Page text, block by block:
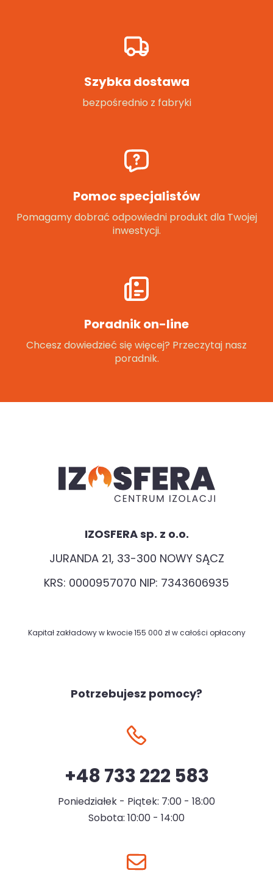
Szybka dostawa
bezpośrednio z fabryki
Pomoc specjalistów
Pomagamy dobrać odpowiedni produkt dla Twojej
inwestycji.
Poradnik on-line
Chcesz dowiedzieć się więcej? Przeczytaj nasz
poradnik.
IZOSFERA sp. z o.o.
JURANDA 21, 33-300 NOWY SĄCZ
KRS: 0000957070 NIP: 7343606935
Kapitał zakładowy w kwocie 155 000 zł w całości opłacony
Potrzebujesz pomocy?
+48 733 222 583
Poniedziałek - Piątek: 7:00 - 18:00
Sobota: 10:00 - 14:00